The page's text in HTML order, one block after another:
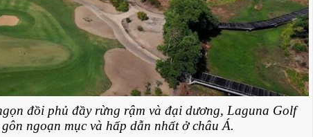
đồi phủ đầy rừng rậm và đại dương, Laguna Golf
ngoạn mục và hấp dẫn nhất ở châu Á.